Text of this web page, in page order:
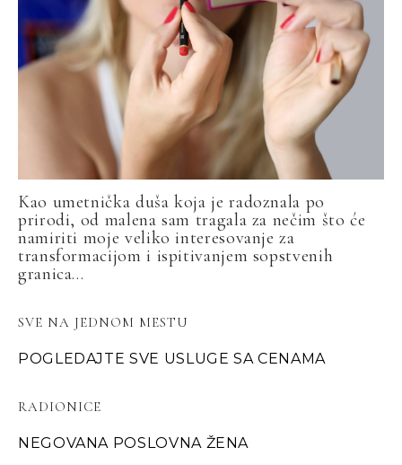
Kao umetnička duša koja je radoznala po
prirodi, od malena sam tragala za nečim što će
namiriti moje veliko interesovanje za
transformacijom i ispitivanjem sopstvenih
granica...
SVE NA JEDNOM MESTU
POGLEDAJTE SVE USLUGE SA CENAMA
RADIONICE
NEGOVANA POSLOVNA ŽENA